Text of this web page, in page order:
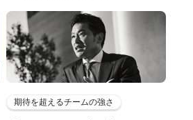
期待を超えるチームの強さ